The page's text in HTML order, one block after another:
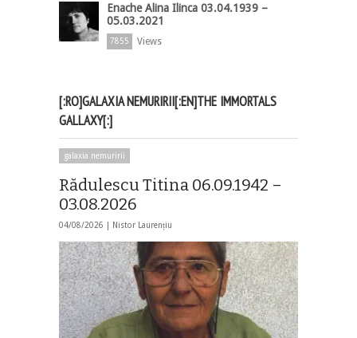
Enache Alina Ilinca 03.04.1939 –
05.03.2021
7855 Views
[:RO]GALAXIA NEMURIRII[:EN]THE IMMORTALS
GALLAXY[:]
galaxia nemuririi
Rădulescu Titina 06.09.1942 –
03.08.2026
04/08/2026 | Nistor Laurențiu